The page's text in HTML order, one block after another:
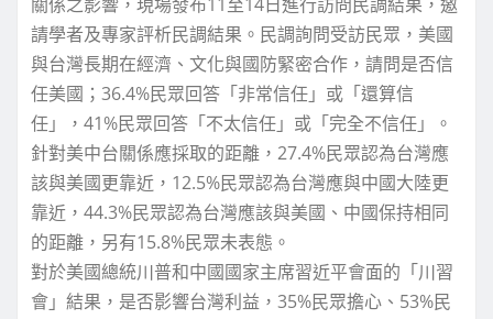
請學者及專家評析民調結果。民調詢問受訪民眾，美國
與台灣長期在經濟、文化與國防緊密合作，請問是否信
任美國；36.4%民眾回答「非常信任」或「還算信
任」，41%民眾回答「不太信任」或「完全不信任」。
針對美中台關係應採取的距離，27.4%民眾認為台灣應
該與美國更靠近，12.5%民眾認為台灣應與中國大陸更
靠近，44.3%民眾認為台灣應該與美國、中國保持相同
的距離，另有15.8%民眾未表態。
對於美國總統川普和中國國家主席習近平會面的「川習
會」結果，是否影響台灣利益，35%民眾擔心、53%民